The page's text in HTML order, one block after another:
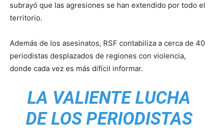
subrayó que las agresiones se han extendido por todo el
territorio.
Además de los asesinatos, RSF contabiliza a cerca de 40
periodistas desplazados de regiones con violencia,
donde cada vez es más difícil informar.
LA VALIENTE LUCHA
DE LOS PERIODISTAS